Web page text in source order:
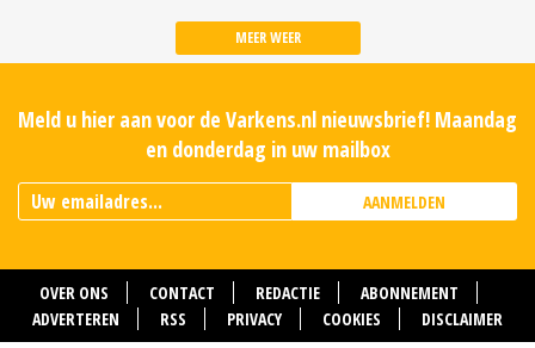
MEER WEER
Meld u hier aan voor de Varkens.nl nieuwsbrief! Maandag
en donderdag in uw mailbox
AANMELDEN
OVER ONS CONTACT REDACTIE
ABONNEMENT
ADVERTEREN
RSS PRIVACY COOKIES DISCLAIMER